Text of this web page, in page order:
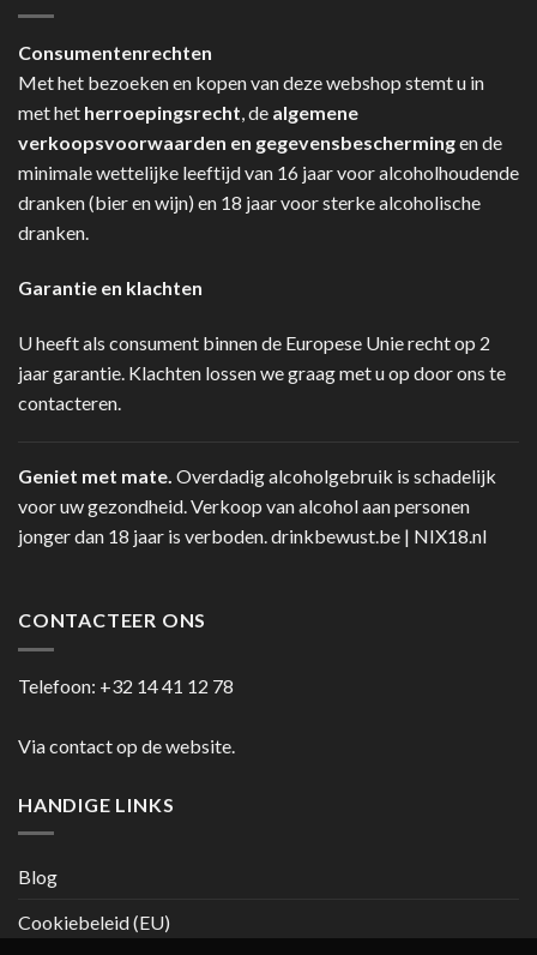
Consumentenrechten
Met het bezoeken en kopen van deze webshop stemt u in
met het herroepingsrecht, de algemene
verkoopsvoorwaarden en gegevensbeschermingen de
minimale wettelijke leeftijd van 16 jaar voor alcoholhoudende
dranken (bier en wijn) en 18 jaar voor sterke alcoholische
dranken.
Garantie en klachten
U heeft als consument binnen de Europese Unie recht op 2
jaar garantie. Klachten lossen we graag met u op door ons te
contacteren.
Geniet met mate. Overdadig alcoholgebruik is schadelijk
voor uw gezondheid. Verkoop van alcohol aan personen
jonger dan 18 jaar is verboden.drinkbewust.be | NIX18.nl
CONTACTEER ONS
Telefoon: +32 14 41 12 78
Via contact op de website.
HANDIGE LINKS
Blog
Cookiebeleid (EU)